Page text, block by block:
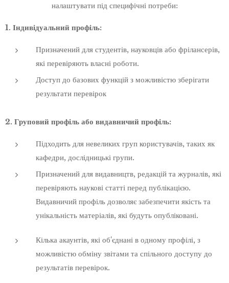
налаштувати під специфічні потреби:
1. Індивідуальний профіль:
Призначений для студентів, науковців або фрілансерів,
які перевіряють власні роботи.
Доступ до базових функцій з можливістю зберігати
результати перевірок
2. Груповий профіль або видавничий профіль:
Підходить для невеликих груп користувачів, таких як
кафедри, дослідницькі групи.
Призначений для видавництв, редакцій та журналів, які
перевіряють наукові статті перед публікацією.
Видавничий профіль дозволяє забезпечити якість та
унікальність матеріалів, які будуть опубліковані.
Кілька акаунтів, які об'єднані в одному профілі, з
можливістю обміну звітами та спільного доступу до
результатів перевірок.